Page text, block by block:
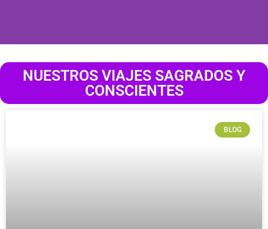
México
Sagrado
NUESTROS VIAJES SAGRADOS Y
CONSCIENTES
BLOG